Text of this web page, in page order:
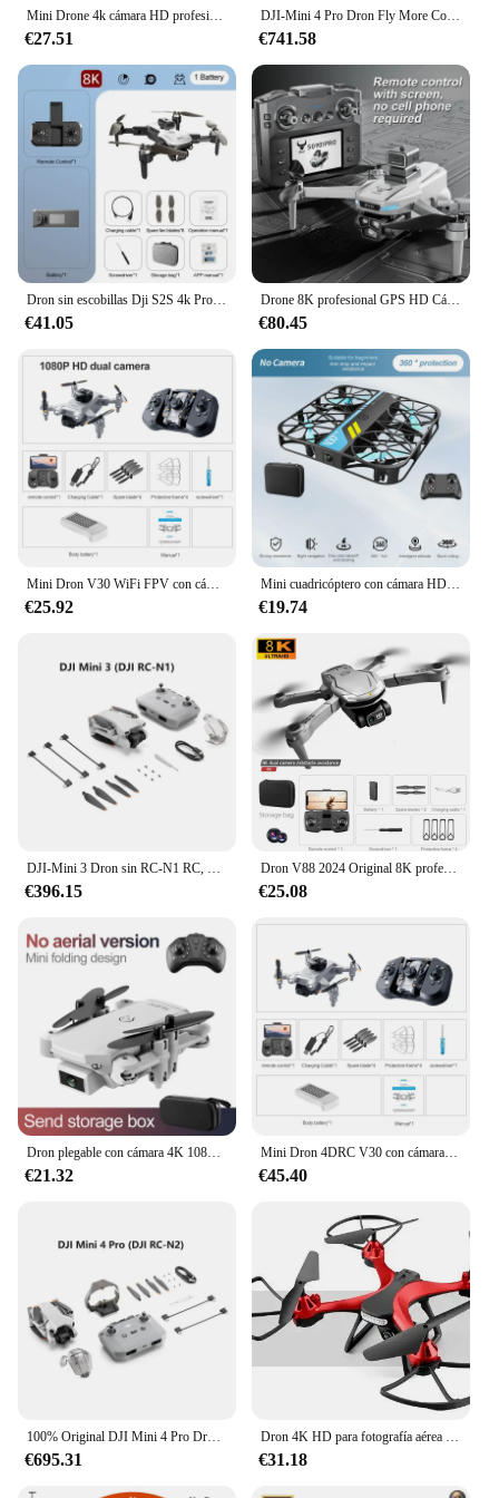
Mini Drone 4k cámara HD profesional modo de sujeción alta helicóptero Rc helicóptero para niños Rc Rtf Quadopter plegable Quadrocopter Wifi
€27.51
DJI-Mini 4 Pro Dron Fly More Combo, 100% Original, bajo 249g, 4K/60fps, HDR, tiro Vertical verdadero, ActiveTrack 360 °
€741.58
Dron sin escobillas Dji S2S 4k Profesional 8K HD, cámara Dual, evitación de obstáculos, fotografía aérea, Quadcopter plegable, juguete
€41.05
Drone 8K profesional GPS HD Cámara Drones 5G WIFI FPV Video 4k UAV 5,9 pulgadas pantalla grande control remoto RC Dron SG109 PRO MAX
€80.45
€25.92
Mini cuadricóptero con cámara HD 6K para niños, cuadricóptero con Control remoto de bolsillo, WIFI, 8K, V37
€19.74
€396.15
Dron V88 2024 Original 8K profesional HD aéreo de doble cámara omnidireccional para evitar obstáculos Drone WIFI Quadcopter 10000M
€25.08
€21.32
Mini Dron 4DRC V30 con cámara HD 4K 1080P FPV RC, helicóptero Profesional de cinco caras para evitar obstáculos, juguete
€45.40
€695.31 €31.18